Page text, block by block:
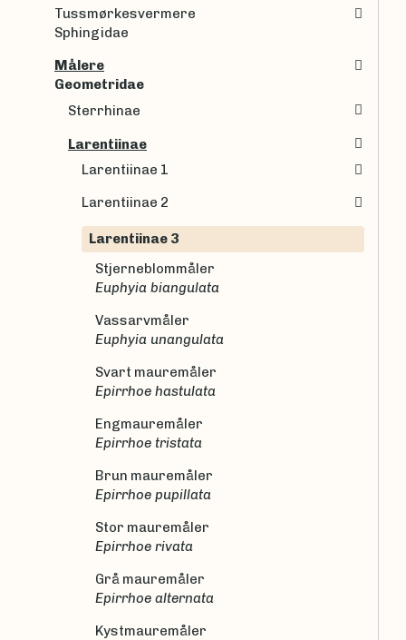
Tussmørkesvermere
Sphingidae
Målere
Geometridae
Sterrhinae
Larentiinae
Larentiinae 1
Larentiinae 2
Larentiinae 3
Stjerneblommåler
Euphyia biangulata
Vassarvmåler
Euphyia unangulata
Svart mauremåler
Epirrhoe hastulata
Engmauremåler
Epirrhoe tristata
Brun mauremåler
Epirrhoe pupillata
Stor mauremåler
Epirrhoe rivata
Grå mauremåler
Epirrhoe alternata
Kystmauremåler